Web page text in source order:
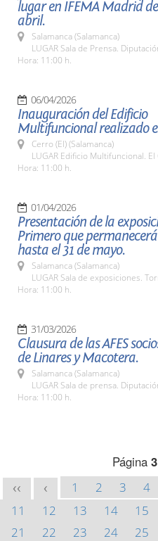
lugar en IFEMA Madrid
abril.
Salamanca (Salamanca)
LUGAR Sala de Prensa.
Hora: 11:00 h.
06/04/2026
Inauguración del Edificio
Multifuncional realizado
Cerro (El) (Salamanca)
LUGAR Edificio Multifuncional. El
Hora: 11:00 h.
01/04/2026
Presentación de la
Primero que
hasta el 31 de mayo.
Salamanca (Salamanca)
LUGAR Sala de exposiciones.
Hora: 11:00 h.
31/03/2026
Clausura de las AFES
de Linares y Macotera.
Salamanca (Salamanca)
LUGAR Sala de prensa.
Hora: 11:00 h.
Página
<< < 1 2 3 4
11
12 13 14 15
21
22 23 24 25